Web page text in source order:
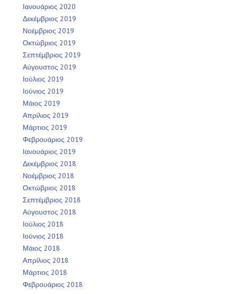
Ιανουάριος 2020
Δεκέμβριος 2019
Νοέμβριος 2019
Οκτώβριος 2019
Σεπτέμβριος 2019
Αύγουστος 2019
Ιούλιος 2019
Ιούνιος 2019
Μάιος 2019
Απρίλιος 2019
Μάρτιος 2019
Φεβρουάριος 2019
Ιανουάριος 2019
Δεκέμβριος 2018
Νοέμβριος 2018
Οκτώβριος 2018
Σεπτέμβριος 2018
Αύγουστος 2018
Ιούλιος 2018
Ιούνιος 2018
Μάιος 2018
Απρίλιος 2018
Μάρτιος 2018
Φεβρουάριος 2018